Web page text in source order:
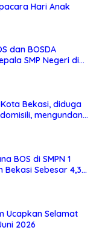
Hari Anak
dan BOSDA
SMP Negeri di
Kota Bekasi, diduga
mengundang
BOS di SMPN 1
Bekasi Sebesar 4,3
Ucapkan Selamat
2026